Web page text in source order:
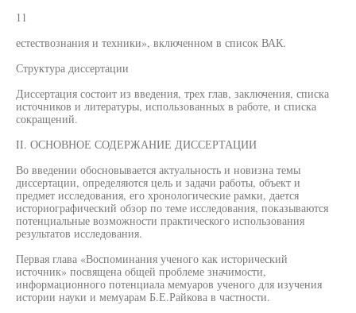
11
естествознания и техники», включенном в список ВАК.
Структура диссертации
Диссертация состоит из введения, трех глав, заключения, списка
источников и литературы, использованных в работе, и списка
сокращений.
II. ОСНОВНОЕ СОДЕРЖАНИЕ ДИССЕРТАЦИИ
Во введении обосновывается актуальность и новизна темы
диссертации, определяются цель и задачи работы, объект и
предмет исследования, его хронологические рамки, дается
историографический обзор по теме исследования, показываются
потенциальные возможности практического использования
результатов исследования.
Первая глава «Воспоминания ученого как исторический
источник» посвящена общей проблеме значимости,
информационного потенциала мемуаров ученого для изучения
истории науки и мемуарам Б.Е.Райкова в частности.